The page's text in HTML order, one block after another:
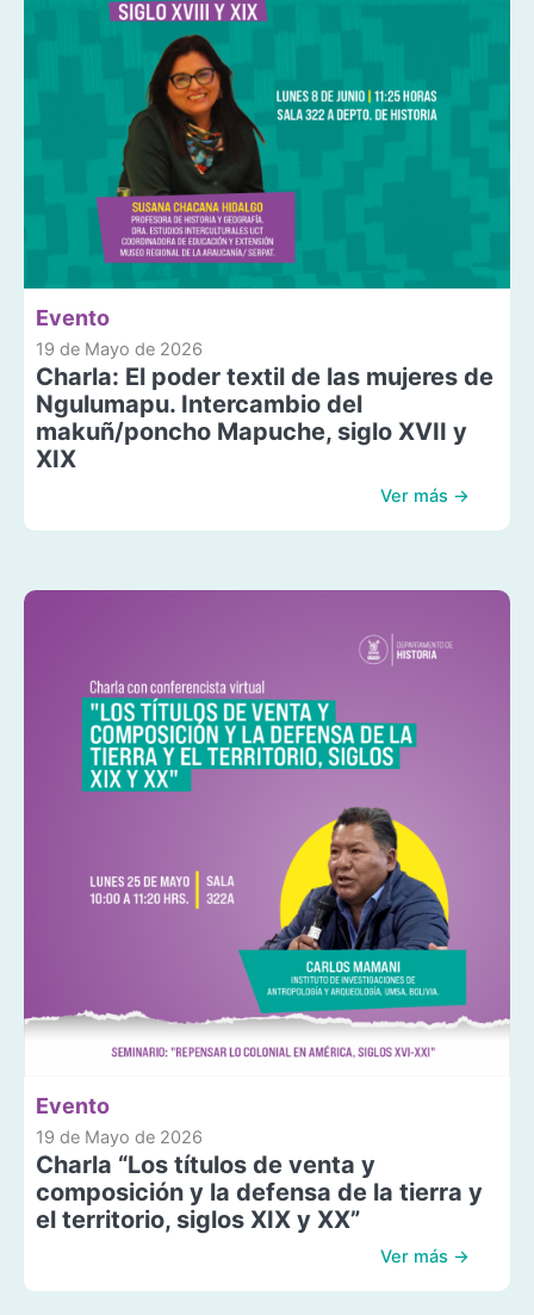
Evento
19 de Mayo de 2026
Charla: El poder textil de las mujeres de
Ngulumapu. Intercambio del
makuñ/poncho Mapuche, siglo XVII y
XIX
Ver más →
Evento
19 de Mayo de 2026
Charla “Los títulos de venta y
composición y la defensa de la tierra y
el territorio, siglos XIX y XX”
Ver más →